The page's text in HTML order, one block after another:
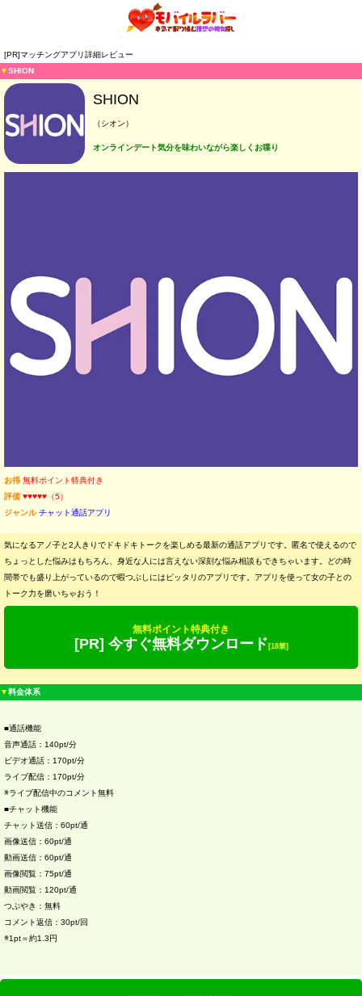
[PR]マッチングアプリ詳細レビュー
▼SHION
SHION
（シオン）
オンラインデート気分を味わいながら楽しくお喋り
お得 無料ポイント特典付き
評価 ♥♥♥♥♥（5）
ジャンル チャット通話アプリ
気になるアノ子と2人きりでドキドキトークを楽しめる最新の通話アプリです。匿名で使えるので
ちょっとした悩みはもちろん、身近な人には言えない深刻な悩み相談もできちゃいます。どの時
間帯でも盛り上がっているので暇つぶしにはピッタリのアプリです。アプリを使って女の子との
トーク力を磨いちゃおう！
無料ポイント特典付き
[PR] 今すぐ無料ダウンロード [18禁]
▼料金体系
■通話機能
音声通話：140pt/分
ビデオ通話：170pt/分
ライブ配信：170pt/分
※ライブ配信中のコメント無料
■チャット機能
チャット送信：60pt/通
画像送信：60pt/通
動画送信：60pt/通
画像閲覧：75pt/通
動画閲覧：120pt/通
つぶやき：無料
コメント返信：30pt/回
※1pt＝約1.3円